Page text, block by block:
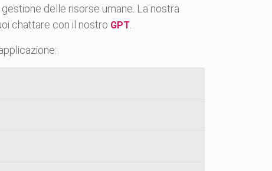
delle risorse umane. La nostra
chattare con il nostro GPT